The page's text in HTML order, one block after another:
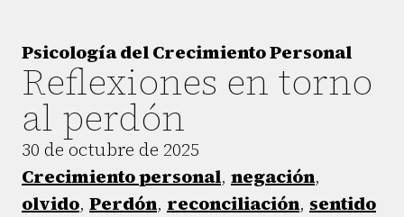
Psicología del Crecimiento Personal
Reflexiones en torno
al perdón
30 de octubre de 2025
Crecimiento personal, negación,
olvido, Perdón, reconciliación, sentido